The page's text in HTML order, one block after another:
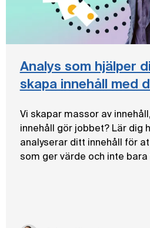
Analys som hjälper
skapa innehåll med
Vi skapar massor av
innehåll gör jobbet? Lär dig
analyserar ditt innehåll för
som ger värde och inte bara